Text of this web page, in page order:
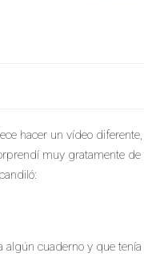
hacer un vídeo
muy gratamente
cuaderno y que